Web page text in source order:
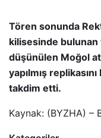
Tören sonunda
kilisesinde bulunan
düşünülen Moğol
yapılmış
takdim etti.
Kaynak: (BYZHA) –